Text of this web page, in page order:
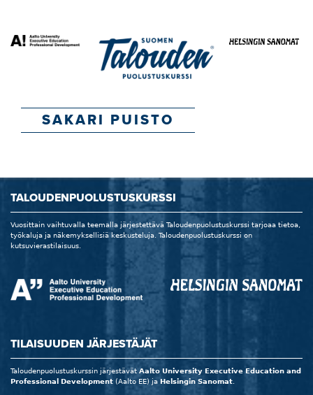
SAKARI PUISTO
TALOUDENPUOLUSTUSKURSSI
Vuosittain vaihtuvalla teemalla järjestettävä Taloudenpuolustuskurssi tarjoaa tietoa,
työkaluja ja näkemyksellisiä keskusteluja. Taloudenpuolustuskurssi on
kutsuvierastilaisuus.
TILAISUUDEN JÄRJESTÄJÄT
Taloudenpuolustuskurssin järjestävät Aalto University Executive Education and
Professional Development (Aalto EE) ja Helsingin Sanomat